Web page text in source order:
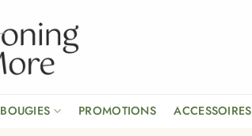
BOUGIES PROMOTIONS ACCESSOIRES